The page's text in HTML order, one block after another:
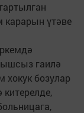
карарын үтәве
гаилә
бозулар